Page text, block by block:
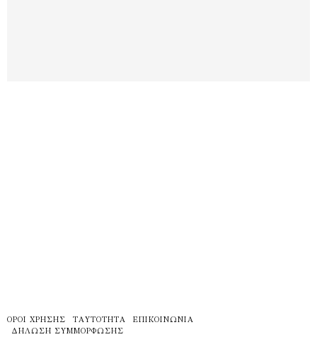
ΌΡΟΙ ΧΡΉΣΗΣ ΤΑΥΤΌΤΗΤΑ
ΕΠΙΚΟΙΝΩΝΊΑ
ΔΉΛΩΣΗ ΣΥΜΜΌΡΦΩΣΗΣ